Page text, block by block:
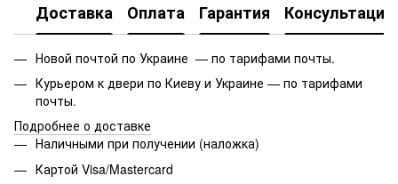
Доставка Оплата Гарантия Консультация
Новой почтой по Украине — по тарифами почты.
Курьером к двери по Киеву и Украине — по тарифами
почты.
Подробнее о доставке
Наличными при получении (наложка)
Картой Visa/Mastercard